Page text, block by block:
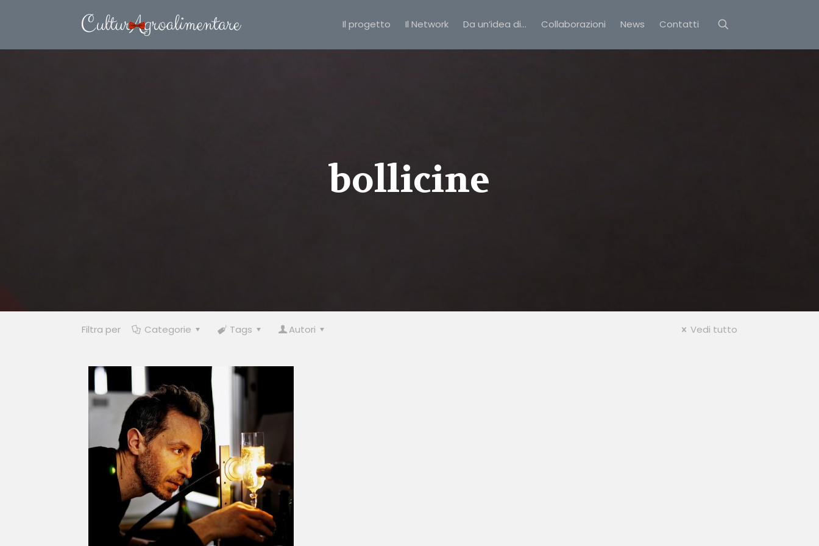
Il progetto Il Network Da un’idea di… Collaborazioni News Contatti
bollicine
Filtra per Categorie Tags Autori Vedi tutto